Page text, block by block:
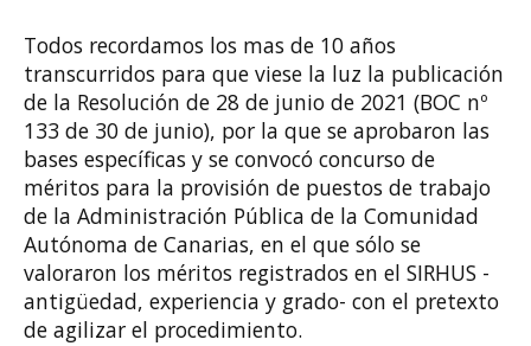
Todos recordamos los mas de 10 años
transcurridos para que viese la luz la publicación
de la Resolución de 28 de junio de 2021 (BOC nº
133 de 30 de junio), por la que se aprobaron las
bases específicas y se convocó concurso de
méritos para la provisión de puestos de trabajo
de la Administración Pública de la Comunidad
Autónoma de Canarias, en el que sólo se
valoraron los méritos registrados en el SIRHUS -
antigüedad, experiencia y grado- con el pretexto
de agilizar el procedimiento.